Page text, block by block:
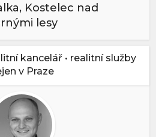
Kostelec nad
lesy
kancelář • realitní služby
v Praze